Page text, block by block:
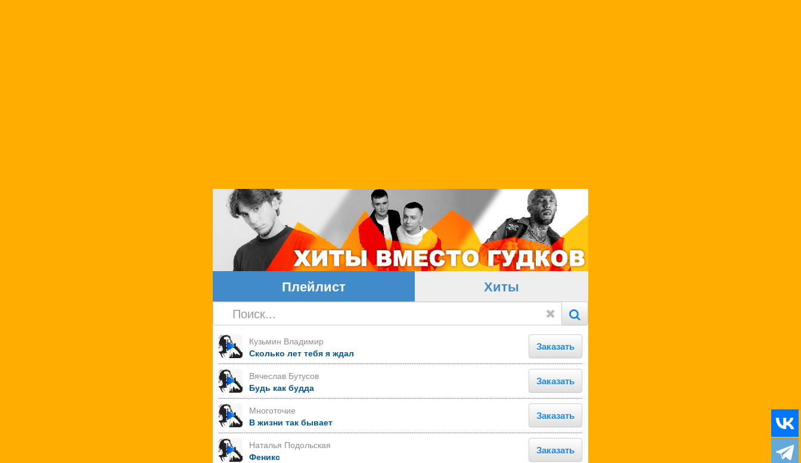
Плейлист Хиты
Кузьмин Владимир
Сколько лет тебя я ждал
Заказать
Вячеслав Бутусов
Будь как будда
Заказать
Многоточие
В жизни так бывает
Заказать
Наталья Подольская
Феникс
Заказать